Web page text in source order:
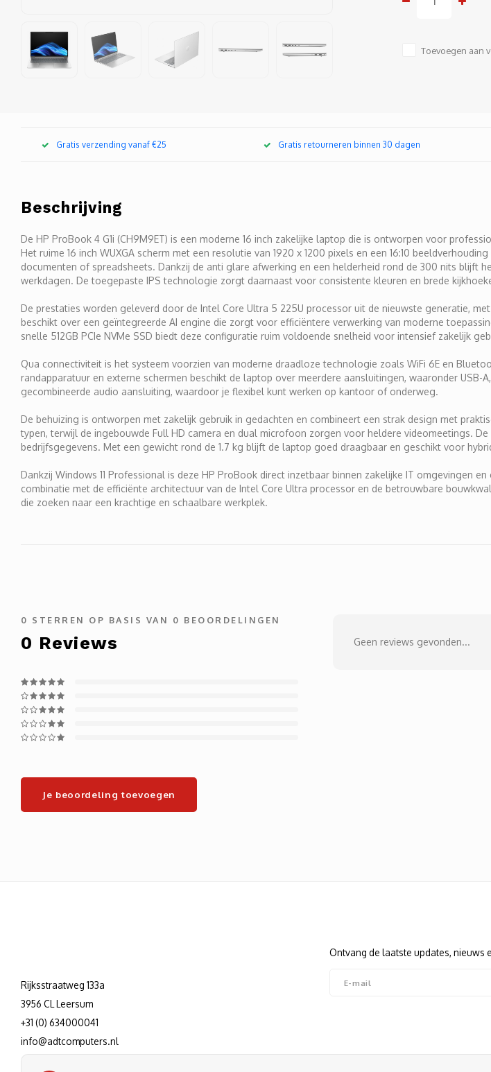
Toevoegen aan
Gratis verzending vanaf €25 Gratis retourneren binnen 30 dagen
Beschrijving
De HP ProBook 4 G1i (CH9M9ET) is een moderne 16 inch zakelijke laptop die is ontworpen voor
Het ruime 16 inch WUXGA scherm met een resolutie van 1920 x 1200 pixels en een 16:10
documenten of spreadsheets. Dankzij de anti glare afwerking en een helderheid rond de 300 nits blijft
werkdagen. De toegepaste IPS technologie zorgt daarnaast voor consistente kleuren en brede
De prestaties worden geleverd door de Intel Core Ultra 5 225U processor uit de nieuwste generatie,
beschikt over een geïntegreerde AI engine die zorgt voor efficiëntere verwerking van moderne
snelle 512GB PCIe NVMe SSD biedt deze configuratie ruim voldoende snelheid voor intensief zakelijk
Qua connectiviteit is het systeem voorzien van moderne draadloze technologie zoals WiFi 6E en
randapparatuur en externe schermen beschikt de laptop over meerdere aansluitingen, waaronder USB-
gecombineerde audio aansluiting, waardoor je flexibel kunt werken op kantoor of onderweg.
De behuizing is ontworpen met zakelijk gebruik in gedachten en combineert een strak design met
typen, terwijl de ingebouwde Full HD camera en dual microfoon zorgen voor heldere videomeetings.
bedrijfsgegevens. Met een gewicht rond de 1.7 kg blijft de laptop goed draagbaar en geschikt voor
Dankzij Windows 11 Professional is deze HP ProBook direct inzetbaar binnen zakelijke IT omgevingen
combinatie met de efficiënte architectuur van de Intel Core Ultra processor en de betrouwbare
die zoeken naar een krachtige en schaalbare werkplek.
0 STERREN OP BASIS VAN 0 BEOORDELINGEN
0 Reviews
Je beoordeling toevoegen
Geen reviews gevonden...
Rijksstraatweg 133a
3956 CL Leersum
+31 (0) 634000041
info@adtcomputers.nl
Ontvang de laatste updates, nieuws